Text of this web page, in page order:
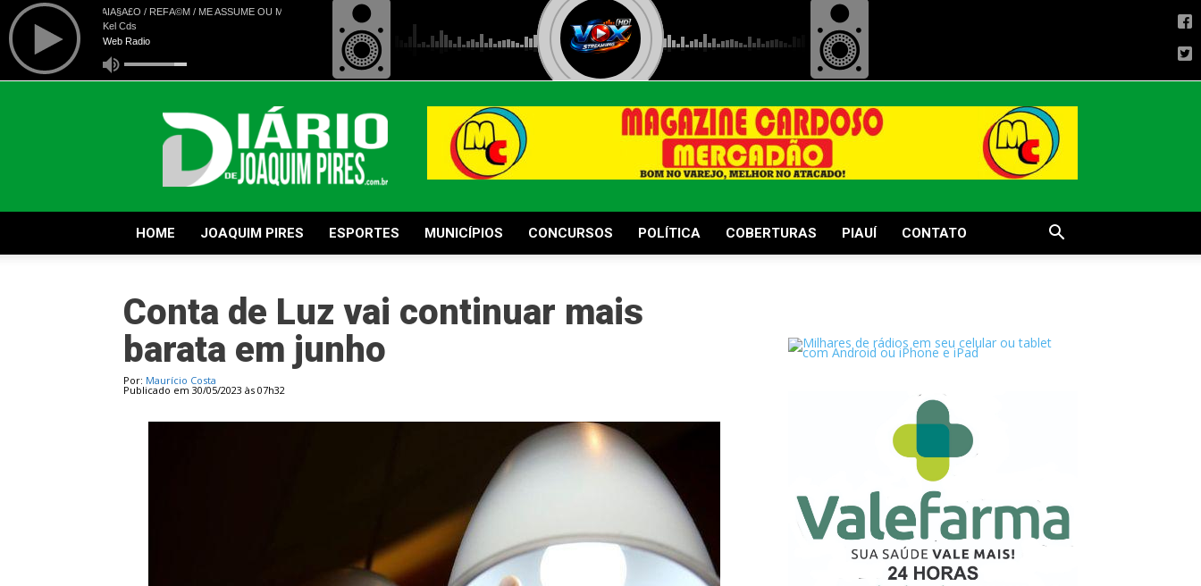
Diário
de
Joaquim
Pires
HOME JOAQUIM PIRES ESPORTES MUNICÍPIOS CONCURSOS POLÍTICA COBERTURAS PIAUÍ CONTATO
Conta de Luz vai continuar mais
barata em junho
Por: Maurício Costa
Publicado em 30/05/2023 às 07h32